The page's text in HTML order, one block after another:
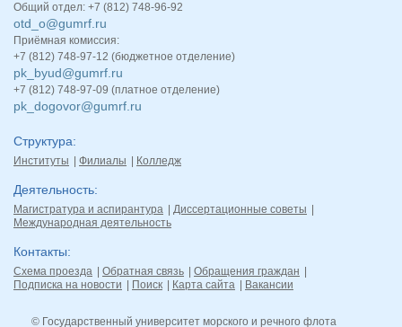
Общий отдел: +7 (812) 748-96-92
otd_o@gumrf.ru
Приёмная комиссия:
+7 (812) 748-97-12 (бюджетное отделение)
pk_byud@gumrf.ru
+7 (812) 748-97-09 (платное отделение)
pk_dogovor@gumrf.ru
Структура
Институты Филиалы Колледж
Деятельность
Магистратура и аспирантура
Диссертационные советы
Международная деятельность
Контакты
Схема проезда Обратная связь
Обращения граждан
Подписка на новости
Поиск Карта сайта Вакансии
© Государственный университет морского и речного флота